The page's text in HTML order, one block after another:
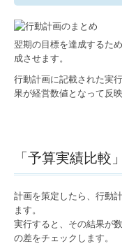
翌期の目標を達成するた
成させます。
行動計画に記載された実
果が経営数値となって反映
「予算実績比較
計画を策定したら、行動
ます。
実行すると、その結果が
の差をチェックします。